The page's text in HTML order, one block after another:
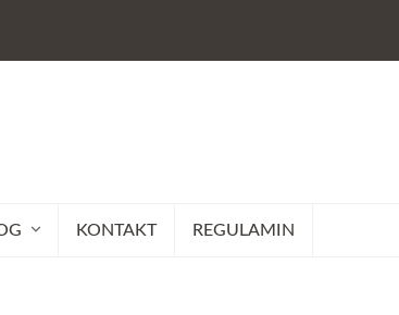
KONTAKT REGULAMIN